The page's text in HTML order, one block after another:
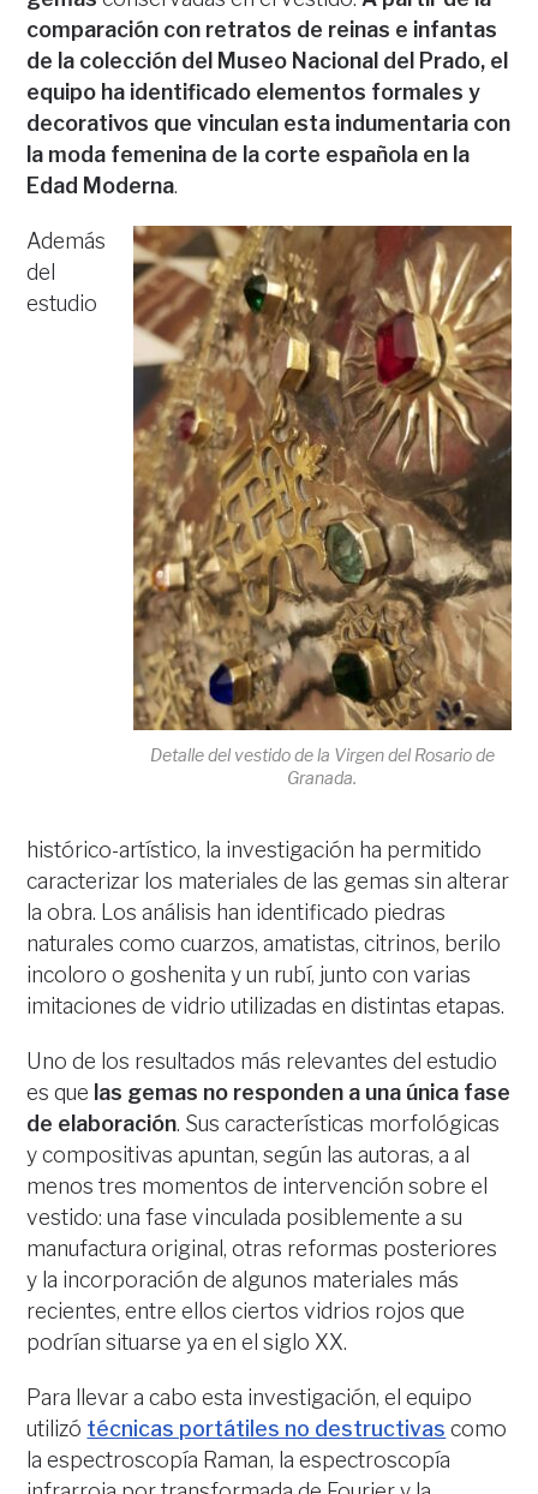
comparación con retratos de reinas e infantas
de la colección del Museo Nacional del Prado, el
equipo ha identificado elementos formales y
decorativos que vinculan esta indumentaria con
la moda femenina de la corte española en la
Edad Moderna.
Detalle del vestido de la Virgen del Rosario de
Granada.
Además
del
estudio
histórico-artístico, la investigación ha permitido
caracterizar los materiales de las gemas sin alterar
la obra. Los análisis han identificado piedras
naturales como cuarzos, amatistas, citrinos, berilo
incoloro o goshenita y un rubí, junto con varias
imitaciones de vidrio utilizadas en distintas etapas.
Uno de los resultados más relevantes del estudio
es que las gemas no responden a una única fase
de elaboración. Sus características morfológicas
y compositivas apuntan, según las autoras, a al
menos tres momentos de intervención sobre el
vestido: una fase vinculada posiblemente a su
manufactura original, otras reformas posteriores
y la incorporación de algunos materiales más
recientes, entre ellos ciertos vidrios rojos que
podrían situarse ya en el siglo XX.
Para llevar a cabo esta investigación, el equipo
utilizó técnicas portátiles no destructivas como
la espectroscopía Raman, la espectroscopía